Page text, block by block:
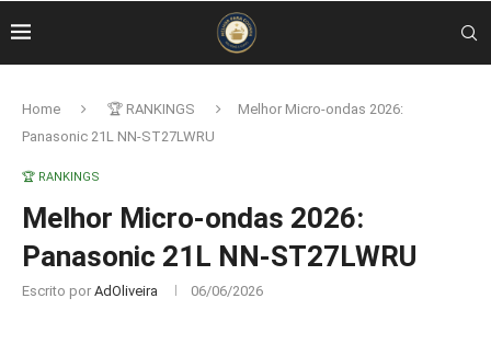
Home 🏆 RANKINGS
Melhor Micro-ondas 2026:
Panasonic 21L NN-ST27LWRU
🏆 RANKINGS
Melhor Micro-ondas 2026:
Panasonic 21L NN-ST27LWRU
Escrito por AdOliveira 06/06/2026